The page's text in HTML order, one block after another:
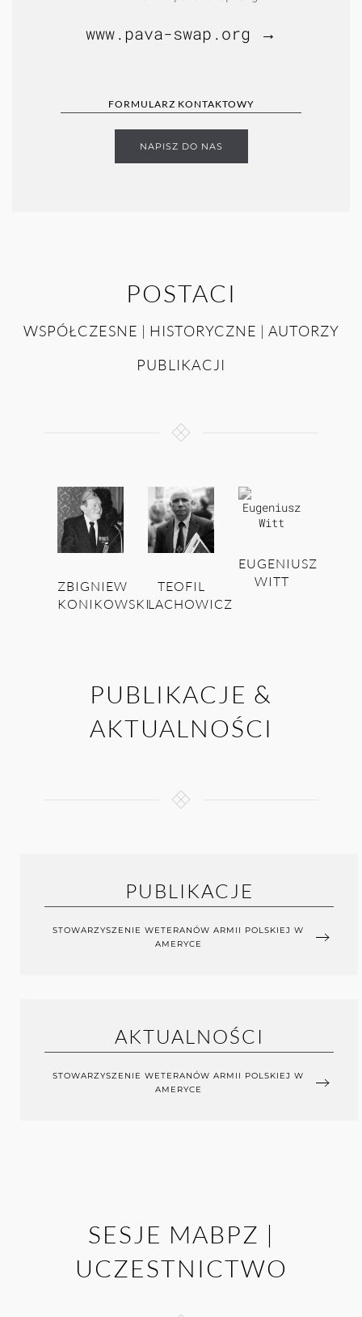
www.pava-swap.org →
FORMULARZ KONTAKTOWY
NAPISZ DO NAS
POSTACI
WSPÓŁCZESNE | HISTORYCZNE | AUTORZY
PUBLIKACJI
ZBIGNIEW
KONIKOWSKI
TEOFIL
LACHOWICZ
EUGENIUSZ
WITT
PUBLIKACJE &
AKTUALNOŚCI
PUBLIKACJE
STOWARZYSZENIE WETERANÓW ARMII POLSKIEJ W
AMERYCE
AKTUALNOŚCI
STOWARZYSZENIE WETERANÓW ARMII POLSKIEJ W
AMERYCE
SESJE MABPZ |
UCZESTNICTWO